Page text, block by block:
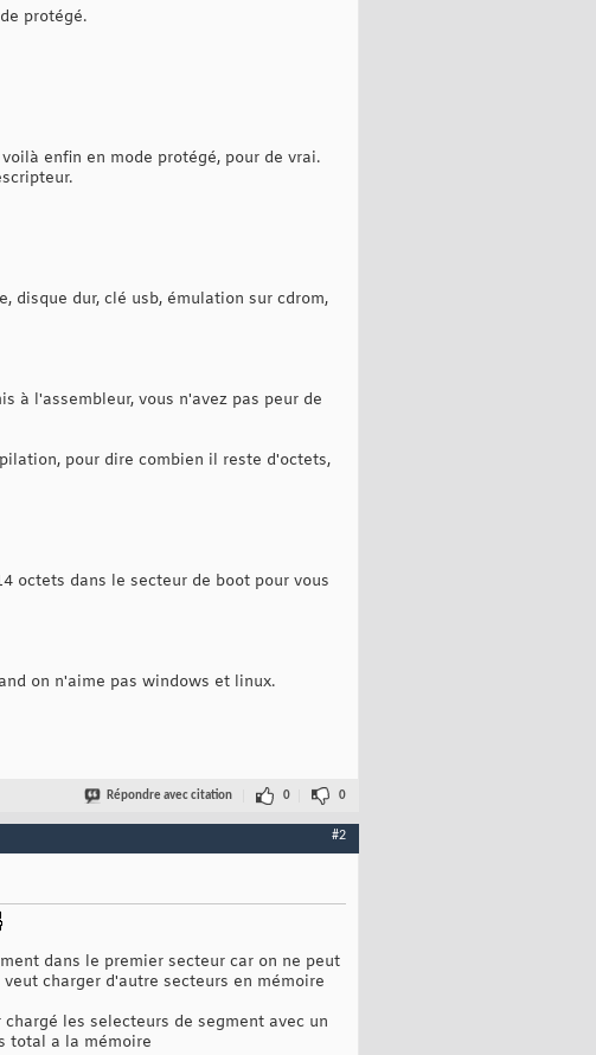
peu d'énergie
multiple de 8 octets.
sur une adresse
de la gdt en octets
0, read/write, present,etc...
offset 510
test if valid boot sector
protégé.
enfin en mode protégé, pour de vrai.
disque dur, clé usb, émulation sur cdrom,
à l'assembleur, vous n'avez pas peur de
pour dire combien il reste d'octets,
octets dans le secteur de boot pour vous
on n'aime pas windows et linux.
Répondre avec citation 0 0
#2
dans le premier secteur car on ne peut
charger d'autre secteurs en mémoire
les selecteurs de segment avec un
total a la mémoire